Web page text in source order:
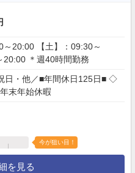
～20:00 【土】：09:30～
20:00 ＊週40時間勤務
日・他／■年間休日125日■ ◇
末年始休暇
今が狙い目！
を見る